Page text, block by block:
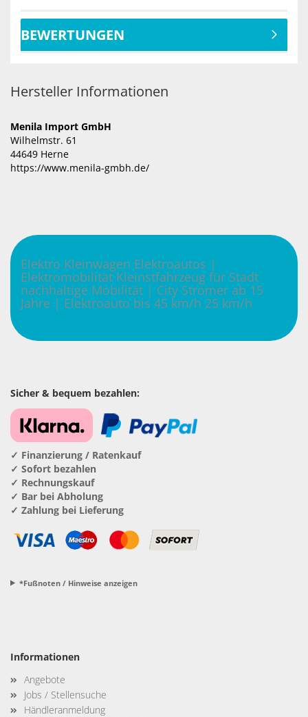
BEWERTUNGEN
Hersteller Informationen
Menila Import GmbH
Wilhelmstr. 61
44649 Herne
https://www.menila-gmbh.de/
Elektro Kleinwagen Elektroautos |
Elektromobilität Kleinstfahrzeug für Stadt
nachhaltige Mobilität | City Stromer ab 15
Jahre | Elektroauto bis 45 km/h 25 km/h
Sicher & bequem bezahlen:
✓ Finanzierung / Ratenkauf
✓ Sofort bezahlen
✓ Rechnungskauf
✓ Bar bei Abholung
✓ Zahlung bei Lieferung
*Fußnoten / Hinweise anzeigen
Informationen
Angebote
Jobs / Stellensuche
Händleranmeldung